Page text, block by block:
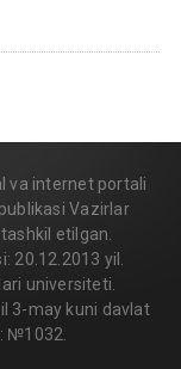
va internet portali
Vazirlar
etilgan.
20.12.2013 yil.
universiteti.
3-may kuni davlat
№1032.